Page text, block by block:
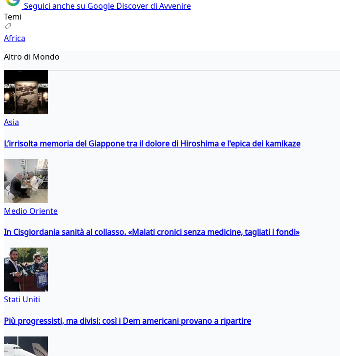
Seguici anche su Google Discover di Avvenire
Temi
Africa
Altro di Mondo
Asia
L’irrisolta memoria del Giappone tra il dolore di Hiroshima e l'epica dei kamikaze
Medio Oriente
In Cisgiordania sanità al collasso. «Malati cronici senza medicine, tagliati i fondi»
Stati Uniti
Più progressisti, ma divisi: così i Dem americani provano a ripartire